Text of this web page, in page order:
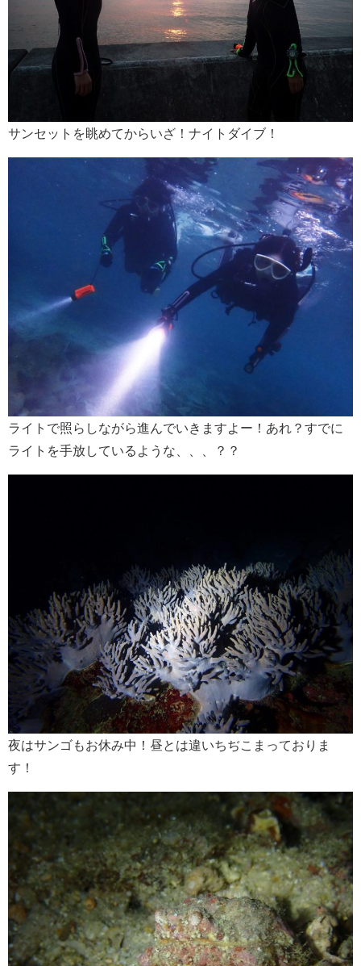
サンセットを眺めてからいざ！ナイトダイブ！
ライトで照らしながら進んでいきますよー！あれ？すでに
ライトを手放しているような、、、？？
夜はサンゴもお休み中！昼とは違いちぢこまっておりま
す！